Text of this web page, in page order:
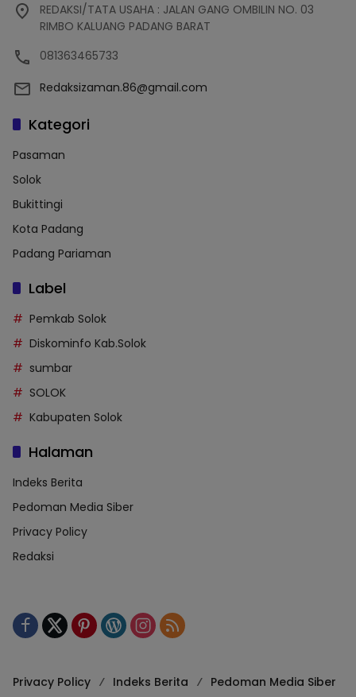
REDAKSI/TATA USAHA : JALAN GANG OMBILIN NO. 03
RIMBO KALUANG PADANG BARAT
081363465733
Redaksizaman.86@gmail.com
Kategori
Pasaman
Solok
Bukittingi
Kota Padang
Padang Pariaman
Label
Pemkab Solok
Diskominfo Kab.Solok
sumbar
SOLOK
Kabupaten Solok
Halaman
Indeks Berita
Pedoman Media Siber
Privacy Policy
Redaksi
Privacy Policy Indeks Berita Pedoman Media Siber